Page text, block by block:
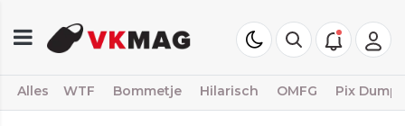
Alles WTF Bommetje Hilarisch OMFG Pix Dump